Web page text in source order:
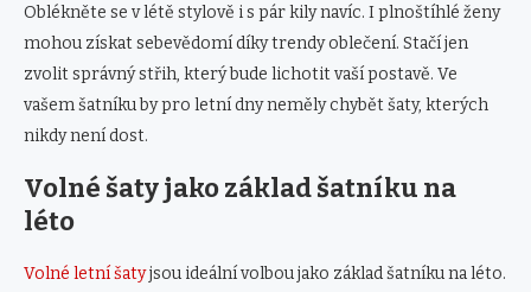
Oblékněte se v létě stylově i s pár kily navíc. I plnoštíhlé ženy
mohou získat sebevědomí díky trendy oblečení. Stačí jen
zvolit správný střih, který bude lichotit vaší postavě. Ve
vašem šatníku by pro letní dny neměly chybět šaty, kterých
nikdy není dost.
Volné šaty jako základ šatníku na
léto
Volné letní šatyjsou ideální volbou jako základ šatníku na léto.